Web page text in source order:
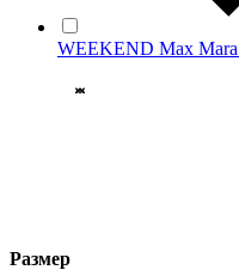
WEEKEND Max Mara
Размер